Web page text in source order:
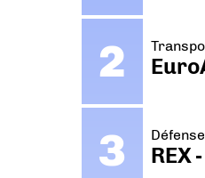
Défense
REX